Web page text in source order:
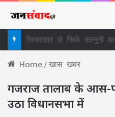
Home/खास खबर
गजराज तालाब के आस-
उठा विधानसभा में